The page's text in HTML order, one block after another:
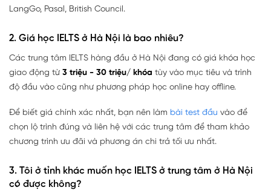
LangGo, Pasal, British Council.
2. Giá học IELTS ở Hà Nội là bao nhiêu?
Các trung tâm IELTS hàng đầu ở Hà Nội đang có giá khóa học
giao động từ 3 triệu - 30 triệu/ khóa tùy vào mục tiêu và trình
độ đầu vào cũng như phương pháp học online hay offline.
Để biết giá chính xác nhất, bạn nên làm bài test đầu vào để
chọn lộ trình đúng và liên hệ với các trung tâm để tham khảo
chương trình ưu đãi và phương án chi trả tối ưu nhất.
3. Tôi ở tỉnh khác muốn học IELTS ở trung tâm ở Hà Nội
có được không?